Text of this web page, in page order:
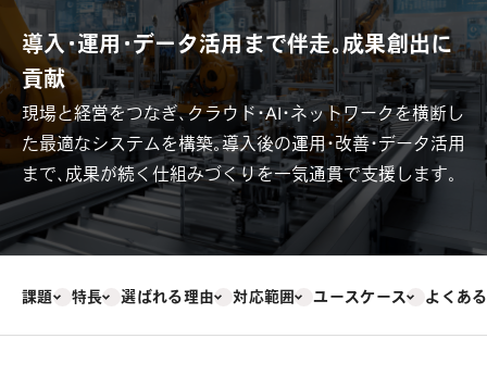
導入・運用・データ活用まで伴走。成果創出に
貢献
現場と経営をつなぎ、クラウド・AI・ネットワークを横断し
た最適なシステムを構築。導入後の運用・改善・データ活用
まで、成果が続く仕組みづくりを一気通貫で支援します。
課題 特長 選ばれる理由 対応範囲 ユースケース よくあ